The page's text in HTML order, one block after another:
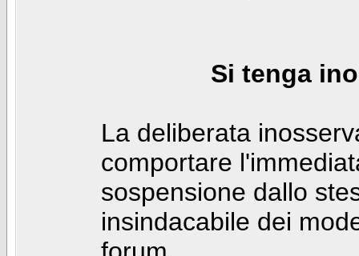
Si tenga
La deliberata
comportare
sospensione dallo
insindacabile dei